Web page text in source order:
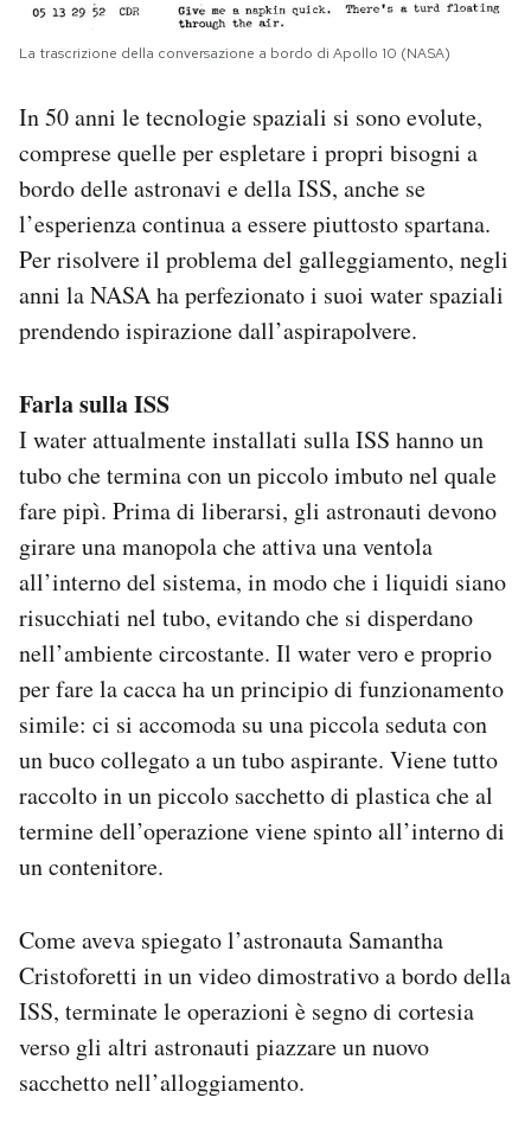
La trascrizione della conversazione a bordo di Apollo 10 (NASA)
In 50 anni le tecnologie spaziali si sono evolute,
comprese quelle per espletare i propri bisogni a
bordo delle astronavi e della ISS, anche se
l’esperienza continua a essere piuttosto spartana.
Per risolvere il problema del galleggiamento, negli
anni la NASA ha perfezionato i suoi water spaziali
prendendo ispirazione dall’aspirapolvere.
Farla sulla ISS
I water attualmente installati sulla ISS hanno un
tubo che termina con un piccolo imbuto nel quale
fare pipì. Prima di liberarsi, gli astronauti devono
girare una manopola che attiva una ventola
all’interno del sistema, in modo che i liquidi siano
risucchiati nel tubo, evitando che si disperdano
nell’ambiente circostante. Il water vero e proprio
per fare la cacca ha un principio di funzionamento
simile: ci si accomoda su una piccola seduta con
un buco collegato a un tubo aspirante. Viene tutto
raccolto in un piccolo sacchetto di plastica che al
termine dell’operazione viene spinto all’interno di
un contenitore.
Come aveva spiegato l’astronauta Samantha
Cristoforetti in un video dimostrativo a bordo della
ISS, terminate le operazioni è segno di cortesia
verso gli altri astronauti piazzare un nuovo
sacchetto nell’alloggiamento.